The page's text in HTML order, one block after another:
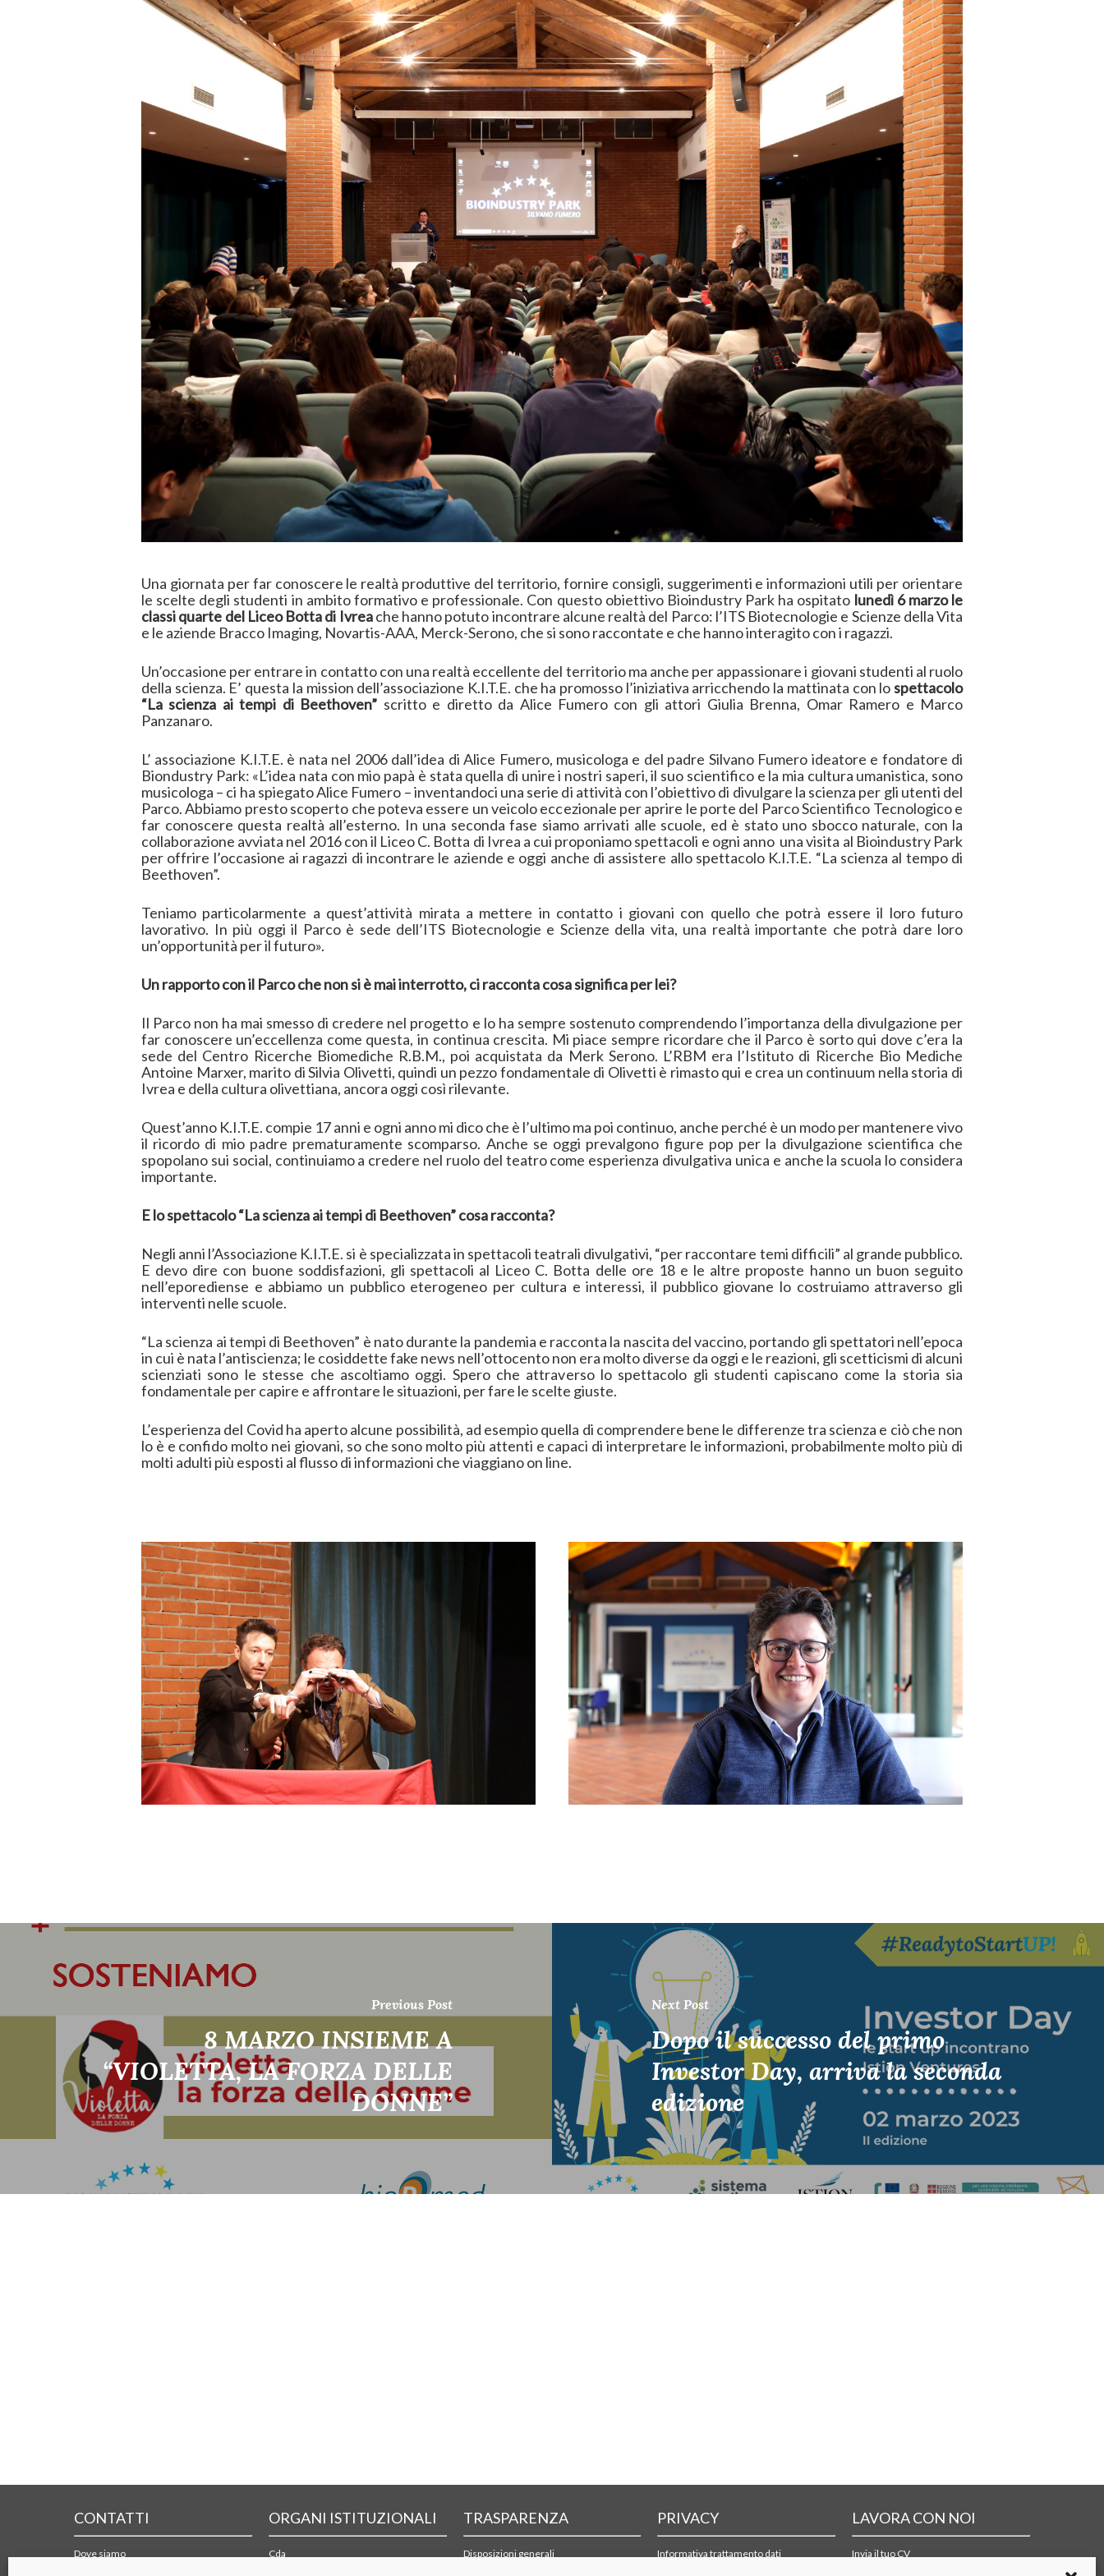
Una giornata per far conoscere le realtà produttive del territorio, fornire consigli, suggerimenti e informazioni utili per orientare
le scelte degli studenti in ambito formativo e professionale. Con questo obiettivo Bioindustry Park ha ospitato lunedì 6 marzo le
classi quarte del Liceo Botta di Ivreache hanno potuto incontrare alcune realtà del Parco: l’ITS Biotecnologie e Scienze della Vita
e le aziende Bracco Imaging, Novartis-AAA, Merck-Serono, che si sono raccontate e che hanno interagito con i ragazzi.
Un’occasione per entrare in contatto con una realtà eccellente del territorio ma anche per appassionare i giovani studenti al ruolo
della scienza. E’ questa la mission dell’associazione K.I.T.E. che ha promosso l’iniziativa arricchendo la mattinata con lospettacolo
“La scienza ai tempi di Beethoven” scritto e diretto da Alice Fumero con gli attori Giulia Brenna, Omar Ramero e Marco
Panzanaro.
L’ associazione K.I.T.E. è nata nel 2006 dall’idea di Alice Fumero, musicologa e del padre Silvano Fumero ideatore e fondatore di
Biondustry Park: «L’idea nata con mio papà è stata quella di unire i nostri saperi, il suo scientifico e la mia cultura umanistica, sono
musicologa – ci ha spiegato Alice Fumero – inventandoci una serie di attività con l’obiettivo di divulgare la scienza per gli utenti del
Parco. Abbiamo presto scoperto che poteva essere un veicolo eccezionale per aprire le porte del Parco Scientifico Tecnologico e
far conoscere questa realtà all’esterno. In una seconda fase siamo arrivati alle scuole, ed è stato uno sbocco naturale, con la
collaborazione avviata nel 2016 con il Liceo C. Botta di Ivrea a cui proponiamo spettacoli e ogni anno una visita al Bioindustry Park
per offrire l’occasione ai ragazzi di incontrare le aziende e oggi anche di assistere allo spettacolo K.I.T.E. “La scienza al tempo di
Beethoven”.
Teniamo particolarmente a quest’attività mirata a mettere in contatto i giovani con quello che potrà essere il loro futuro
lavorativo. In più oggi il Parco è sede dell’ITS Biotecnologie e Scienze della vita, una realtà importante che potrà dare loro
un’opportunità per il futuro».
Un rapporto con il Parco che non si è mai interrotto, ci racconta cosa significa per lei?
Il Parco non ha mai smesso di credere nel progetto e lo ha sempre sostenuto comprendendo l’importanza della divulgazione per
far conoscere un’eccellenza come questa, in continua crescita. Mi piace sempre ricordare che il Parco è sorto qui dove c’era la
sede del Centro Ricerche Biomediche R.B.M., poi acquistata da Merk Serono. L’RBM era l’Istituto di Ricerche Bio Mediche
Antoine Marxer, marito di Silvia Olivetti, quindi un pezzo fondamentale di Olivetti è rimasto qui e crea un continuum nella storia di
Ivrea e della cultura olivettiana, ancora oggi così rilevante.
Quest’anno K.I.T.E. compie 17 anni e ogni anno mi dico che è l’ultimo ma poi continuo, anche perché è un modo per mantenere vivo
il ricordo di mio padre prematuramente scomparso. Anche se oggi prevalgono figure pop per la divulgazione scientifica che
spopolano sui social, continuiamo a credere nel ruolo del teatro come esperienza divulgativa unica e anche la scuola lo considera
importante.
E lo spettacolo “La scienza ai tempi di Beethoven” cosa racconta?
Negli anni l’Associazione K.I.T.E. si è specializzata in spettacoli teatrali divulgativi, “per raccontare temi difficili” al grande pubblico.
E devo dire con buone soddisfazioni, gli spettacoli al Liceo C. Botta delle ore 18 e le altre proposte hanno un buon seguito
nell’eporediense e abbiamo un pubblico eterogeneo per cultura e interessi, il pubblico giovane lo costruiamo attraverso gli
interventi nelle scuole.
“La scienza ai tempi di Beethoven” è nato durante la pandemia e racconta la nascita del vaccino, portando gli spettatori nell’epoca
in cui è nata l’antiscienza; le cosiddette fake news nell’ottocento non era molto diverse da oggi e le reazioni, gli scetticismi di alcuni
scienziati sono le stesse che ascoltiamo oggi. Spero che attraverso lo spettacolo gli studenti capiscano come la storia sia
fondamentale per capire e affrontare le situazioni, per fare le scelte giuste.
L’esperienza del Covid ha aperto alcune possibilità, ad esempio quella di comprendere bene le differenze tra scienza e ciò che non
lo è e confido molto nei giovani, so che sono molto più attenti e capaci di interpretare le informazioni, probabilmente molto più di
molti adulti più esposti al flusso di informazioni che viaggiano on line.
Previous Post
8 MARZO INSIEME A
“VIOLETTA, LA FORZA DELLE
DONNE”
Next Post
Dopo il successo del primo
Investor Day, arriva la seconda
edizione
CONTATTI
Dove siamo
ORGANI ISTITUZIONALI
Cda
TRASPARENZA
Disposizioni generali
PRIVACY
Informativa trattamento dati
LAVORA CON NOI
Invia il tuo CV